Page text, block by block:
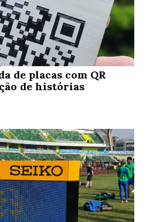
de placas com QR
de histórias